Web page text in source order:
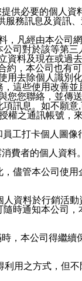
供必要的個人
務訊息及資訊
凡經由本公司
司對於該等第三
料及現在或過
，本公司也有
去除個人識別
這些使用改善並
您聯絡，並傳
訊息。如不願意
之通訊帳號，
工打卡個人圖像
費者的個人資
儘管本公司使
資料於行銷活
時通知本公司
，本公司得繼續
用之方式，但